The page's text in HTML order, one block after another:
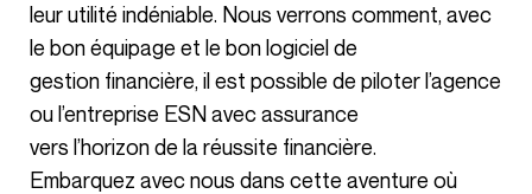
leur utilité indéniable. Nous verrons comment, avec
le bon équipage et le bon logiciel de
gestion financière, il est possible de piloter l’agence
ou l’entreprise ESN avec assurance
vers l’horizon de la réussite financière.
Embarquez avec nous dans cette aventure où